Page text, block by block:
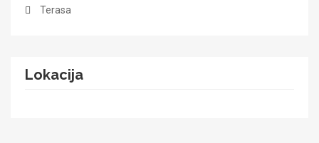
Terasa
Lokacija